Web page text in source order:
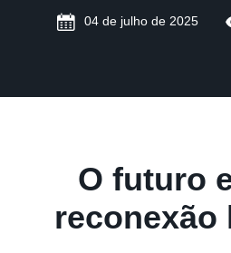
04 de julho de 2025
O futuro
reconexão